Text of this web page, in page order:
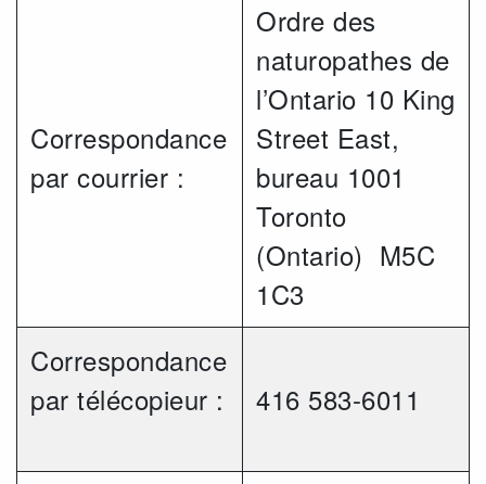
Correspondance
par courrier :
Ordre des
naturopathes de
l’Ontario 10 King
Street East,
bureau 1001
Toronto
(Ontario) M5C
1C3
Correspondance
par télécopieur :
416 583-6011